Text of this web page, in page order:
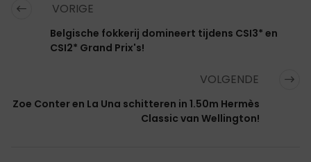
VORIGE
Belgische fokkerij domineert tijdens CSI3* en
CSI2* Grand Prix's!
VOLGENDE
Zoe Conter en La Una schitteren in 1.50m Hermès
Classic van Wellington!